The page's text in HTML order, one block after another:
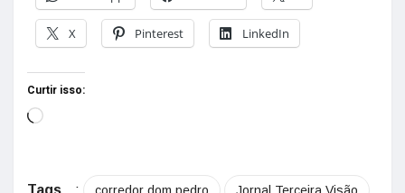
X Pinterest LinkedIn
Curtir isso:
Tags :